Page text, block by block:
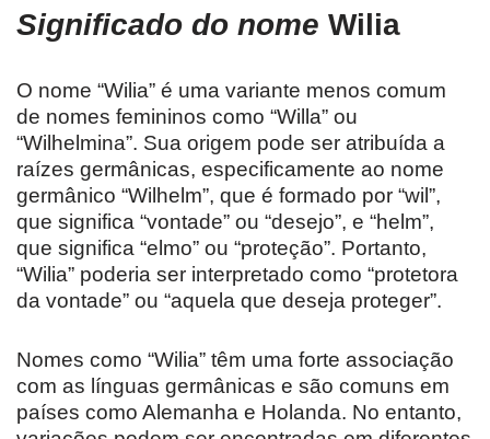
Significado do nome Wilia
O nome “Wilia” é uma variante menos comum
de nomes femininos como “Willa” ou
“Wilhelmina”. Sua origem pode ser atribuída a
raízes germânicas, especificamente ao nome
germânico “Wilhelm”, que é formado por “wil”,
que significa “vontade” ou “desejo”, e “helm”,
que significa “elmo” ou “proteção”. Portanto,
“Wilia” poderia ser interpretado como “protetora
da vontade” ou “aquela que deseja proteger”.
Nomes como “Wilia” têm uma forte associação
com as línguas germânicas e são comuns em
países como Alemanha e Holanda. No entanto,